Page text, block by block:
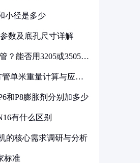
小径是多少
数及底孔尺寸详解
？能否用3205或3505代
管单米重量计算与应用
和P8膨胀剂分别加多少
有什么区别
的核心需求调研与分析
标准